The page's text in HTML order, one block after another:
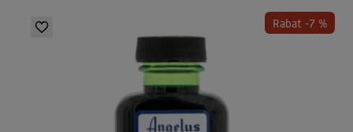
Rabat -7 %